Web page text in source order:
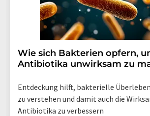
Wie sich Bakterien opfern,
Antibiotika unwirksam zu
Entdeckung hilft, bakterielle
zu verstehen und damit auch die
Antibiotika zu verbessern